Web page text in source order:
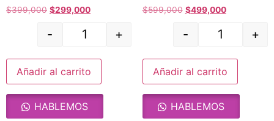
$399,000 $299,000
- +
Añadir al carrito
HABLEMOS
$599,000 $499,000
- +
Añadir al carrito
HABLEMOS